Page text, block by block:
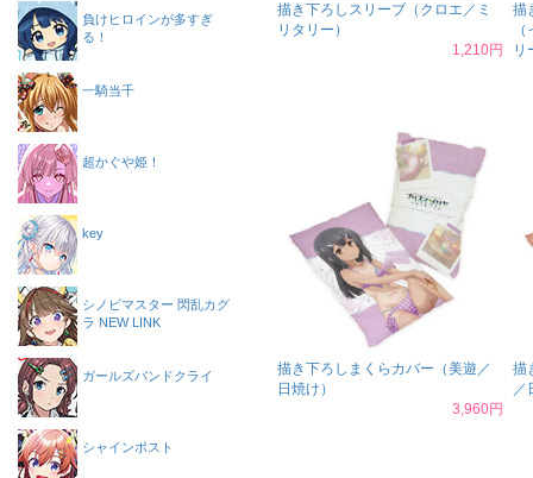
描き下ろしスリーブ（クロエ／ミ
リタリー）
1,210円
描
リ
描き下ろしまくらカバー（美遊／
日焼け）
3,960円
描
／
負けヒロインが多すぎ
る！
一騎当千
超かぐや姫！
key
シノビマスター 閃乱カグ
ラ NEW LINK
ガールズバンドクライ
シャインポスト